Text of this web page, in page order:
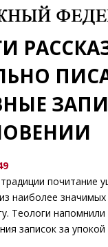
почитание
наиболее
Теологи
записок за